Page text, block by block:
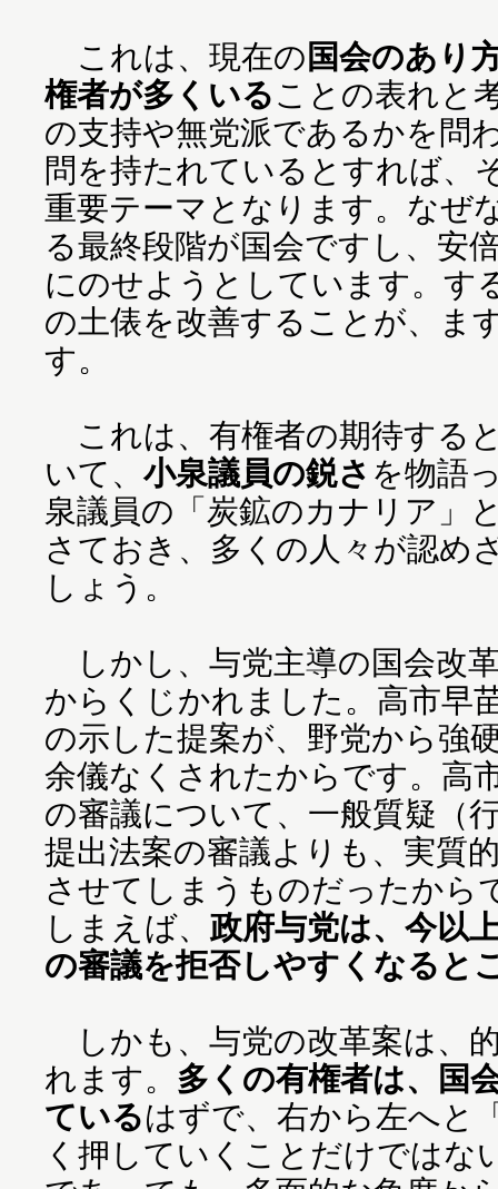
これは、現在の 国会のあり
権者が多くいることの表れと
の支持や無党派であるかを問
問を持たれているとすれば、
重要テーマとなります。なぜ
る最終段階が国会ですし、安
にのせようとしています。す
の土俵を改善することが、ま
す。
これは、有権者の期待する
いて、 小泉議員の鋭さ を物語
泉議員の「炭鉱のカナリア」
さておき、多くの人々が認め
しょう。
しかし、与党主導の国会改
からくじかれました。高市早
の示した提案が、野党から強
余儀なくされたからです。高
の審議について、一般質疑（
提出法案の審議よりも、実質
させてしまうものだったから
しまえば、 政府与党は、今以
の審議を拒否しやすくなると
しかも、与党の改革案は、
れます。 多くの有権者は、国
ているはずで、右から左へと
く押していくことだけではな